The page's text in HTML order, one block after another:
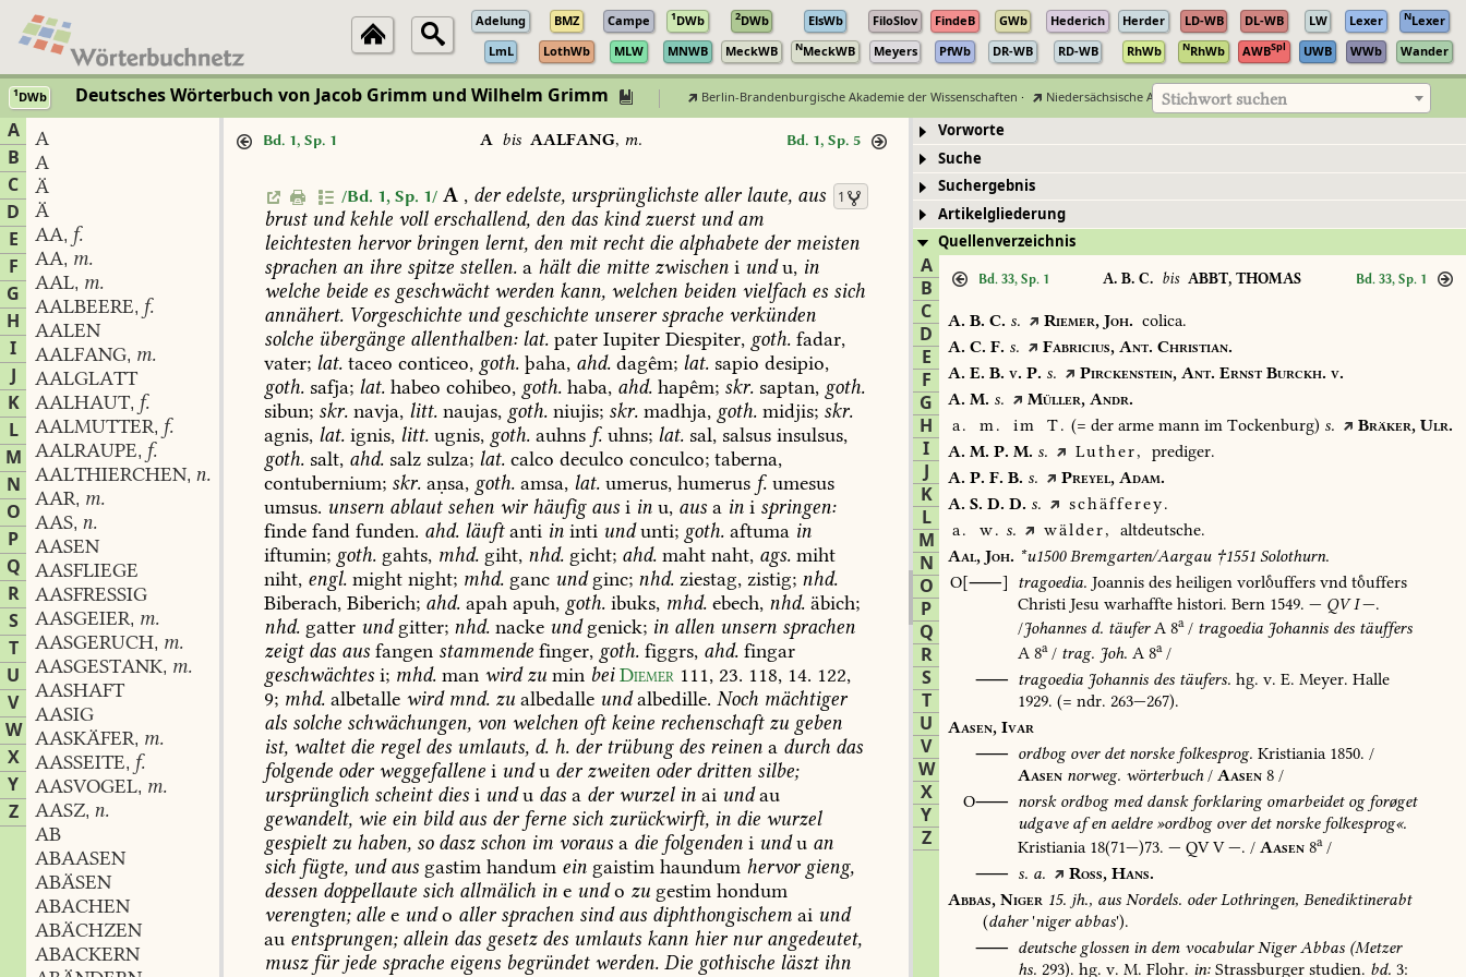
Adelung BMZ Campe 1DWb 2DWb ElsWb FiloSlov FindeB GWb Hederich Herder LD-WB DL-WB LW Lexer NLexer
LmL
LothWb MLW MNWB MeckWB NMeckWB Meyers PfWb DR-WB RD-WB RhWb NRhWb AWBSpl UWB WWb Wander
1DWb Deutsches Wörterbuch von Jacob Grimm und Wilhelm Grimm Berlin-Brandenburgische Akademie der Wissenschaften · Niedersächsische Akademie der Wissenschaften zu Göttingen
Stichwort suchen
A
B
C
D
E
F
G
H
I
J
K
L
M
N
O
P
Q
R
S
T
U
V
W
X
Y
Z
A
A
Ä
Ä
AA, f.
AA, m.
AAL, m.
AALBEERE, f.
AALEN
AALFANG, m.
AALGLATT
AALHAUT, f.
AALMUTTER, f.
AALRAUPE, f.
AALTHIERCHEN, n.
AAR, m.
AAS, n.
AASEN
AASFLIEGE
AASFRESSIG
AASGEIER, m.
AASGERUCH, m.
AASGESTANK, m.
AASHAFT
AASIG
AASKÄFER, m.
AASSEITE, f.
AASVOGEL, m.
AASZ, n.
AB
ABAASEN
ABÄSEN
ABACHEN
ABÄCHZEN
ABACKERN
Bd. 1, Sp. 1 A bis AALFANG, m. Bd. 1, Sp. 5
1
/Bd. 1, Sp. 1/ A , deredelste,ursprünglichsteallerlaute,aus
brustundkehle vollerschallend, den das kindzuerstundam
leichtesten hervorbringen lernt, den mitrechtdie alphabete dermeisten
sprachen an ihre spitze stellen. a hältdie mitte zwischen i undu, in
welche beide es geschwächtwerden kann, welchen beiden vielfach es sich
annähert. Vorgeschichte undgeschichte unserersprache verkünden
solche übergänge allenthalben:lat. pater Iupiter Diespiter, goth. fadar,
vater; lat. taceo conticeo, goth. þaha, ahd. dagêm; lat. sapio desipio,
goth. safja; lat. habeo cohibeo, goth. haba, ahd. hapêm; skr. saptan, goth.
sibun; skr. navja, litt. naujas, goth. niujis; skr. madhja, goth. midjis; skr.
agnis, lat. ignis, litt. ugnis, goth. auhns f. uhns; lat. sal, salsus insulsus,
goth. salt, ahd. salz sulza; lat. calco deculco conculco; taberna,
contubernium; skr. aṇsa, goth. amsa, lat. umerus, humerus f. umesus
umsus. unsern ablautsehen wirhäufigaus i in u, aus a in i springen:
finde fand funden. ahd. läuftanti in inti undunti; goth. aftuma in
iftumin; goth. gahts, mhd. giht, nhd. gicht; ahd. maht naht, ags. miht
niht, engl. might night; mhd. ganc undginc; nhd. ziestag, zistig; nhd.
Biberach, Biberich; ahd. apah apuh, goth. ibuks, mhd. ebech, nhd. äbich;
nhd. gatter undgitter; nhd. nacke undgenick; in allen unsern sprachen
zeigtdas aus fangen stammende finger, goth. figgrs, ahd. fingar
geschwächtes i; mhd. man wirdzu min bei Diemer 111, 23. 118, 14. 122,
9; mhd. albetalle wirdmnd. zu albedalle undalbedille. Noch mächtiger
als solche schwächungen, von welchen oftkeine rechenschaftzu geben
ist, waltetdie regeldes umlauts, d. h. dertrübungdes reinen a durch das
folgende oderweggefallene i undu derzweiten oderdritten silbe;
ursprünglich scheintdies i undu das a derwurzelin ai undau
gewandelt, wie ein bildaus derferne sich zurückwirft, in die wurzel
gespieltzu haben, sodaszschon im voraus a die folgenden i undu an
sich fügte, undaus gastim handum ein gaistim haundum hervorgieng,
dessen doppellaute sich allmälich in e undo zu gestim hondum
verengten;alle e undo allersprachen sindaus diphthongischem ai und
au entsprungen;allein das gesetzdes umlauts kann hiernurangedeutet,
muszfürjede sprache eigens begründetwerden. Die gothische läsztihn
Vorworte
Suche
Suchergebnis
Artikelgliederung
Quellenverzeichnis
A
B
C
D
E
F
G
H
I
J
K
L
M
N
O
P
Q
R
S
T
U
V
W
X
Y
Z
Bd. 33, Sp. 1 A. B. C. bis ABBT, THOMAS Bd. 33, Sp. 1
A. B. C. s. Riemer, Joh. colica.
A. C. F. s. Fabricius, Ant. Christian.
A. E. B. v. P. s. Pirckenstein, Ant. ErnstBurckh. v.
A. M. s. Müller, Andr.
a.
m. im T. (= der arme mann im Tockenburg) s. Bräker, Ulr.
A. M. P. M. s. Luther,
prediger.
A. P. F. B. s. Preyel, Adam.
A. S. D. D. s.
schäfferey.
a.
w. s. wälder,
altdeutsche.
Aal, Joh. *u1500Bremgarten/Aargau†1551 Solothurn.
O[⸺]
tragoedia. Joannis des heiligen vorluffers vnd tuffers
Christi Jesu warhaffte histori. Bern 1549. — QVI—.
/Johannes d. täuferA 8a/ tragoedia Johannis des täuffers
A 8a/ trag. Joh. A 8a/
⸺ tragoedia Johannis des täufers. hg. v. E. Meyer. Halle
1929. (= ndr. 263—267).
Aasen, Ivar
⸺ ordbogoverdetnorskefolkesprog. Kristiania 1850. /
Aasen norweg. wörterbuch/ Aasen 8 /
O⸺ norskordbogmeddanskforklaringomarbeidetogforøget
udgaveafenaeldre»ordbogoverdetnorskefolkesprog«.
Kristiania 18(71—)73. — QVV—. / Aasen 8a/
⸺ s. a. Ross, Hans.
Abbas, Niger 15. jh., aus Nordels. oderLothringen, Benediktinerabt
(daher'nigerabbas').
⸺ deutscheglossenindem vocabularNigerAbbas (Metzer
hs. 293). hg. v. M. Flohr. in: Strassburger studien. bd. 3: